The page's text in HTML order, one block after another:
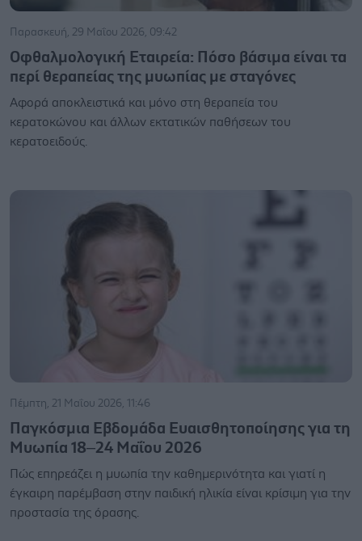
Παρασκευή, 29 Μαΐου 2026, 09:42
Οφθαλμολογική Εταιρεία: Πόσο βάσιμα είναι τα
περί θεραπείας της μυωπίας με σταγόνες
Αφορά αποκλειστικά και μόνο στη θεραπεία του
κερατοκώνου και άλλων εκτατικών παθήσεων του
κερατοειδούς.
Πέμπτη, 21 Μαΐου 2026, 11:46
Παγκόσμια Εβδομάδα Ευαισθητοποίησης για τη
Μυωπία 18–24 Μαΐου 2026
Πώς επηρεάζει η μυωπία την καθημερινότητα και γιατί η
έγκαιρη παρέμβαση στην παιδική ηλικία είναι κρίσιμη για την
προστασία της όρασης.